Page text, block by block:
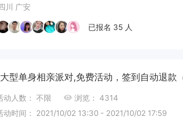
川 广安
已报名 35 人
型单身相亲派对,免费活动，签到自动退款
动人数： 不限
浏览： 4314
动时间： 2021/10/02 13:30 - 2021/10/02 17:59